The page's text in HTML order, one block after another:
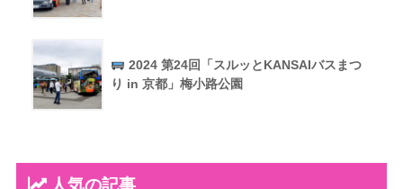
2024 第24回「スルッとKANSAIバスまつ
り in 京都」梅小路公園
人気の記事